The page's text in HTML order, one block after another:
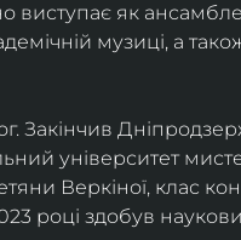
виступає як
музиці, а
Закінчив
університет
Веркіної, клас
році здобув